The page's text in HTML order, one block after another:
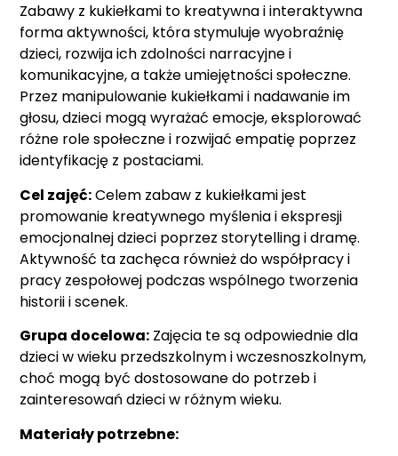
Zabawy z kukiełkami to kreatywna i interaktywna
forma aktywności, która stymuluje wyobraźnię
dzieci, rozwija ich zdolności narracyjne i
komunikacyjne, a także umiejętności społeczne.
Przez manipulowanie kukiełkami i nadawanie im
głosu, dzieci mogą wyrażać emocje, eksplorować
różne role społeczne i rozwijać empatię poprzez
identyfikację z postaciami.
Cel zajęć:Celem zabaw z kukiełkami jest
promowanie kreatywnego myślenia i ekspresji
emocjonalnej dzieci poprzez storytelling i dramę.
Aktywność ta zachęca również do współpracy i
pracy zespołowej podczas wspólnego tworzenia
historii i scenek.
Grupa docelowa: Zajęcia te są odpowiednie dla
dzieci w wieku przedszkolnym i wczesnoszkolnym,
choć mogą być dostosowane do potrzeb i
zainteresowań dzieci w różnym wieku.
Materiały potrzebne: